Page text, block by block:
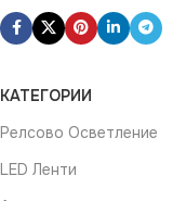
КАТЕГОРИИ
Релсово Осветление
LED Ленти